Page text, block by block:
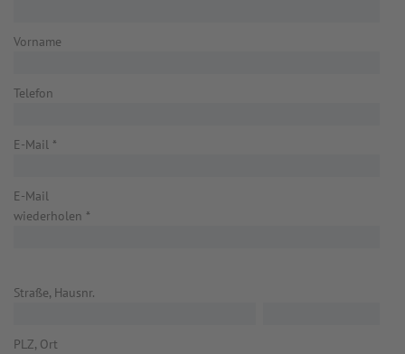
Vorname
Telefon
E-Mail *
E-Mail
wiederholen *
Straße, Hausnr.
PLZ, Ort